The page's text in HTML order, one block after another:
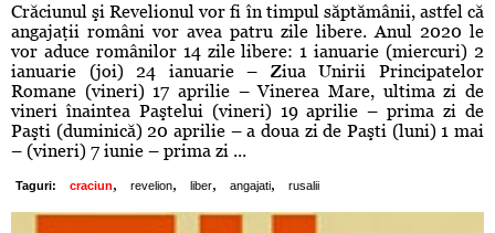
Crăciunul şi Revelionul vor fi în timpul săptămânii, astfel că
angajaţii români vor avea patru zile libere. Anul 2020 le
vor aduce românilor 14 zile libere: 1 ianuarie (miercuri) 2
ianuarie (joi) 24 ianuarie – Ziua Unirii Principatelor
Romane (vineri) 17 aprilie – Vinerea Mare, ultima zi de
vineri înaintea Paştelui (vineri) 19 aprilie – prima zi de
Paşti (duminică) 20 aprilie – a doua zi de Paşti (luni) 1 mai
– (vineri) 7 iunie – prima zi ...
Taguri: craciun, revelion, liber, angajati, rusalii